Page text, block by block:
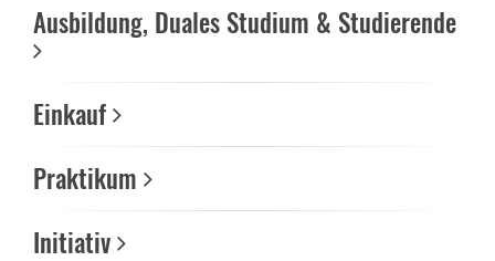
Ausbildung, Duales Studium & Studierende
Einkauf
Praktikum
Initiativ